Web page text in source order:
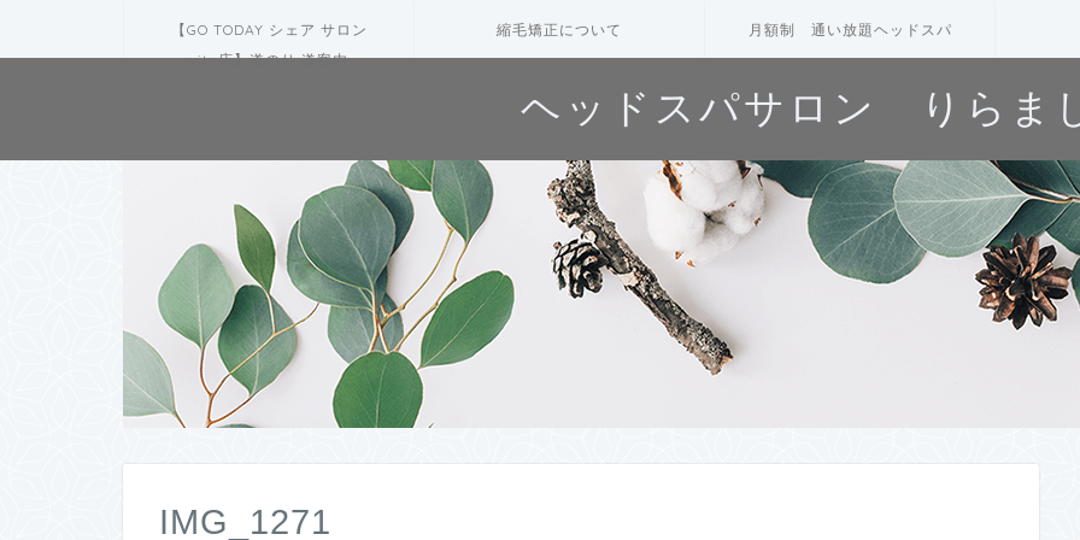
【GO TODAY シェア サロン
vita店】道のり 道案内
縮毛矯正について 月額制 通い放題ヘッドスパ
ヘッドスパサロン りらま
IMG_1271